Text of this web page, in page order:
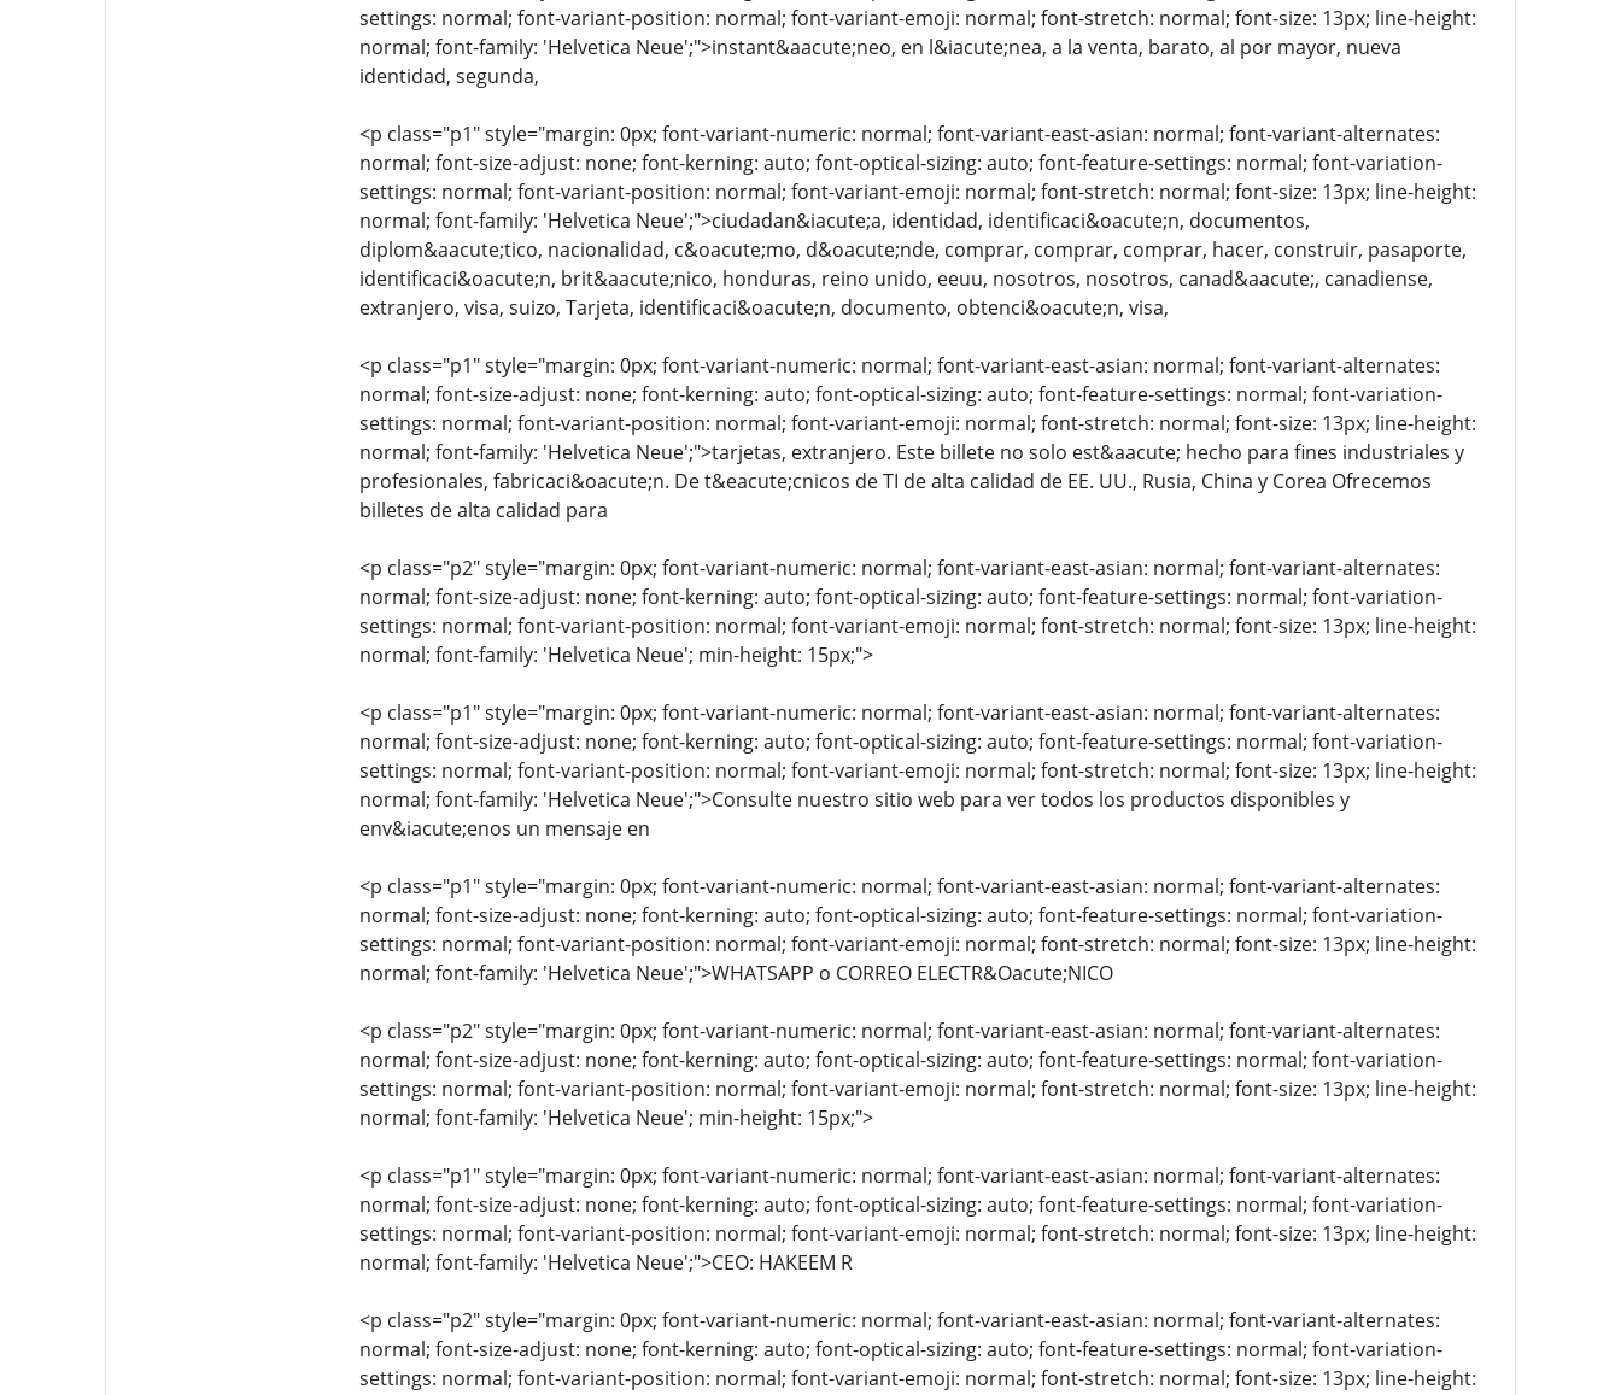
settings: normal; font-variant-position: normal; font-variant-emoji: normal; font-stretch: normal; font-size: 13px; line-height:
normal; font-family: 'Helvetica Neue';">instant&aacute;neo, en l&iacute;nea, a la venta, barato, al por mayor, nueva
identidad, segunda,
<p class="p1" style="margin: 0px; font-variant-numeric: normal; font-variant-east-asian: normal; font-variant-alternates:
normal; font-size-adjust: none; font-kerning: auto; font-optical-sizing: auto; font-feature-settings: normal; font-variation-
settings: normal; font-variant-position: normal; font-variant-emoji: normal; font-stretch: normal; font-size: 13px; line-height:
normal; font-family: 'Helvetica Neue';">ciudadan&iacute;a, identidad, identificaci&oacute;n, documentos,
diplom&aacute;tico, nacionalidad, c&oacute;mo, d&oacute;nde, comprar, comprar, comprar, hacer, construir, pasaporte,
identificaci&oacute;n, brit&aacute;nico, honduras, reino unido, eeuu, nosotros, nosotros, canad&aacute;, canadiense,
extranjero, visa, suizo, Tarjeta, identificaci&oacute;n, documento, obtenci&oacute;n, visa,
<p class="p1" style="margin: 0px; font-variant-numeric: normal; font-variant-east-asian: normal; font-variant-alternates:
normal; font-size-adjust: none; font-kerning: auto; font-optical-sizing: auto; font-feature-settings: normal; font-variation-
settings: normal; font-variant-position: normal; font-variant-emoji: normal; font-stretch: normal; font-size: 13px; line-height:
normal; font-family: 'Helvetica Neue';">tarjetas, extranjero. Este billete no solo est&aacute; hecho para fines industriales y
profesionales, fabricaci&oacute;n. De t&eacute;cnicos de TI de alta calidad de EE. UU., Rusia, China y Corea Ofrecemos
billetes de alta calidad para
<p class="p2" style="margin: 0px; font-variant-numeric: normal; font-variant-east-asian: normal; font-variant-alternates:
normal; font-size-adjust: none; font-kerning: auto; font-optical-sizing: auto; font-feature-settings: normal; font-variation-
settings: normal; font-variant-position: normal; font-variant-emoji: normal; font-stretch: normal; font-size: 13px; line-height:
normal; font-family: 'Helvetica Neue'; min-height: 15px;">
<p class="p1" style="margin: 0px; font-variant-numeric: normal; font-variant-east-asian: normal; font-variant-alternates:
normal; font-size-adjust: none; font-kerning: auto; font-optical-sizing: auto; font-feature-settings: normal; font-variation-
settings: normal; font-variant-position: normal; font-variant-emoji: normal; font-stretch: normal; font-size: 13px; line-height:
normal; font-family: 'Helvetica Neue';">Consulte nuestro sitio web para ver todos los productos disponibles y
env&iacute;enos un mensaje en
<p class="p1" style="margin: 0px; font-variant-numeric: normal; font-variant-east-asian: normal; font-variant-alternates:
normal; font-size-adjust: none; font-kerning: auto; font-optical-sizing: auto; font-feature-settings: normal; font-variation-
settings: normal; font-variant-position: normal; font-variant-emoji: normal; font-stretch: normal; font-size: 13px; line-height:
normal; font-family: 'Helvetica Neue';">WHATSAPP o CORREO ELECTR&Oacute;NICO
<p class="p2" style="margin: 0px; font-variant-numeric: normal; font-variant-east-asian: normal; font-variant-alternates:
normal; font-size-adjust: none; font-kerning: auto; font-optical-sizing: auto; font-feature-settings: normal; font-variation-
settings: normal; font-variant-position: normal; font-variant-emoji: normal; font-stretch: normal; font-size: 13px; line-height:
normal; font-family: 'Helvetica Neue'; min-height: 15px;">
<p class="p1" style="margin: 0px; font-variant-numeric: normal; font-variant-east-asian: normal; font-variant-alternates:
normal; font-size-adjust: none; font-kerning: auto; font-optical-sizing: auto; font-feature-settings: normal; font-variation-
settings: normal; font-variant-position: normal; font-variant-emoji: normal; font-stretch: normal; font-size: 13px; line-height:
normal; font-family: 'Helvetica Neue';">CEO: HAKEEM R
<p class="p2" style="margin: 0px; font-variant-numeric: normal; font-variant-east-asian: normal; font-variant-alternates:
normal; font-size-adjust: none; font-kerning: auto; font-optical-sizing: auto; font-feature-settings: normal; font-variation-
settings: normal; font-variant-position: normal; font-variant-emoji: normal; font-stretch: normal; font-size: 13px; line-height: